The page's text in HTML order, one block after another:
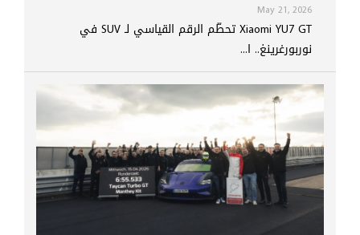
May 21, 2026
Xiaomi YU7 GT تحطّم الرقم القياسي لـ SUV في
نوربورغرينغ.. ا...